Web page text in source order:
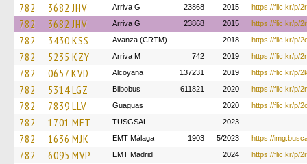
782 3682 JHV Arriva G 23868 2015 https://flic.kr/p/
782 3682 JHV Arriva G 23868 2015 https://flic.kr/p/
782 3430 KSS Avanza (CRTM) 2018 https://flic.kr/p/
782 5235 KZY Arriva M 742 2019 https://flic.kr/p/
782 0657 KVD Alcoyana 137231 2019 https://flic.kr/p/
782 5314 LGZ Bilbobus 611821 2020 https://flic.kr/p/
782 7839 LLV Guaguas 2020 https://flic.kr/p/
782 1701 MFT TUSGSAL 2023
782 1636 MJK EMT Málaga 1903 5/2023 https://
782 6095 MVP EMT Madrid 2024 https://flic.kr/p/